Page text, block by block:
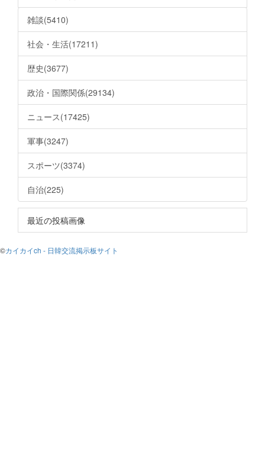
雑談(5410)
社会・生活(17211)
歴史(3677)
政治・国際関係(29134)
ニュース(17425)
軍事(3247)
スポーツ(3374)
自治(225)
最近の投稿画像
©カイカイch - 日韓交流掲示板サイト